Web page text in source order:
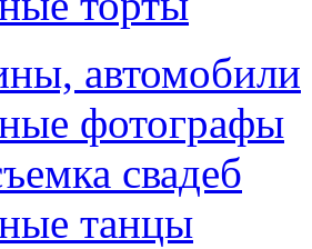
автомобили
фотографы
свадеб
танцы